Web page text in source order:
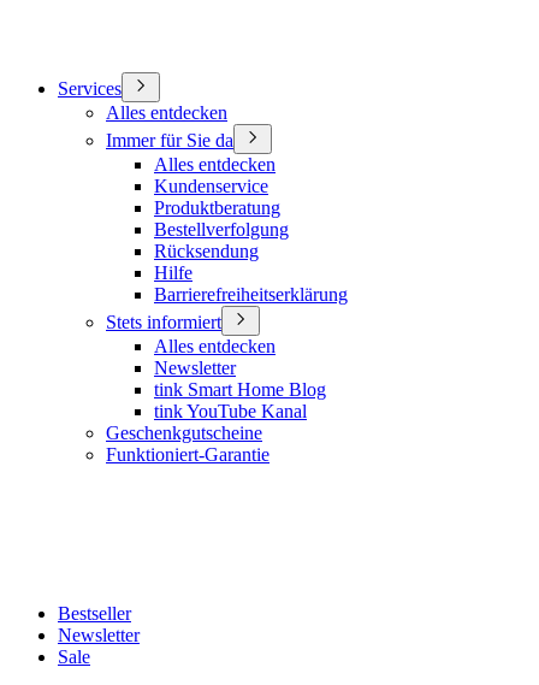
Services
Alles entdecken
Immer für Sie da
Alles entdecken
Kundenservice
Produktberatung
Bestellverfolgung
Rücksendung
Hilfe
Barrierefreiheitserklärung
Stets informiert
Alles entdecken
Newsletter
tink Smart Home Blog
tink YouTube Kanal
Geschenkgutscheine
Funktioniert-Garantie
Bestseller
Newsletter
Sale